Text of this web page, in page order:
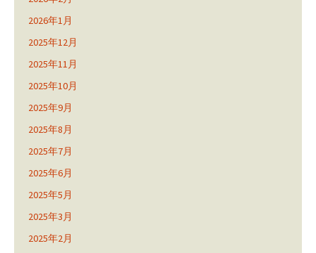
2026年1月
2025年12月
2025年11月
2025年10月
2025年9月
2025年8月
2025年7月
2025年6月
2025年5月
2025年3月
2025年2月